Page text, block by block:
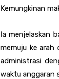
Kemungkinan
Ia menjelaskan
memuju ke arah
administrasi
waktu anggaran